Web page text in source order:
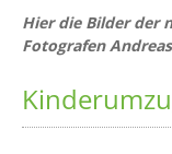
Hier die Bilder der
Fotografen